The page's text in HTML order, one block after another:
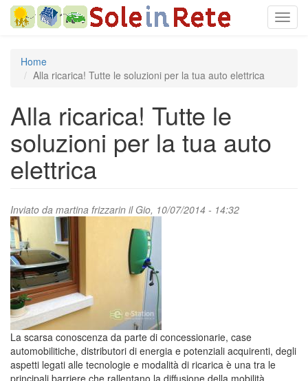
Salta
Home
Alla ricarica! Tutte le soluzioni per la tua auto elettrica
Alla ricarica! Tutte le
soluzioni per la tua auto
elettrica
Inviato da martina frizzarin il Gio, 10/07/2014 - 14:32
La scarsa conoscenza da parte di concessionarie, case
automobilitiche, distributori di energia e potenziali acquirenti, degli
aspetti legati alle tecnologie e modalità di ricarica è una tra le
principali barriere che rallentano la diffusione della mobilità